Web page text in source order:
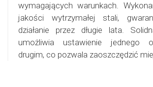
wymagających warunkach.
jakości wytrzymałej stali,
działanie przez długie lata.
umożliwia ustawienie jednego
drugim, co pozwala zaoszczędzić